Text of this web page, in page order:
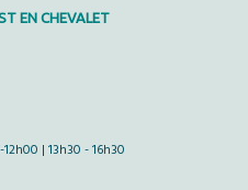
EN CHEVALET
| 13h30 - 16h30